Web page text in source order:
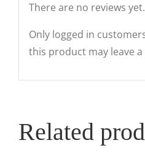
There are no reviews yet.
Only logged in
this product may leave a
Related